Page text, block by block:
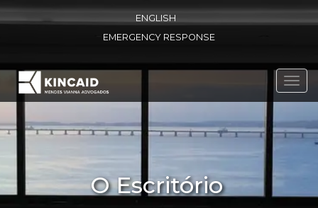
ENGLISH
EMERGENCY RESPONSE
O Escritório